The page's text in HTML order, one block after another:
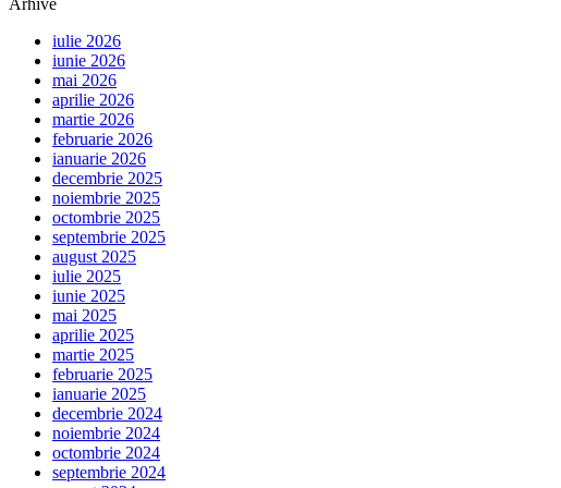
Arhive
iulie 2026
iunie 2026
mai 2026
aprilie 2026
martie 2026
februarie 2026
ianuarie 2026
decembrie 2025
noiembrie 2025
octombrie 2025
septembrie 2025
august 2025
iulie 2025
iunie 2025
mai 2025
aprilie 2025
martie 2025
februarie 2025
ianuarie 2025
decembrie 2024
noiembrie 2024
octombrie 2024
septembrie 2024